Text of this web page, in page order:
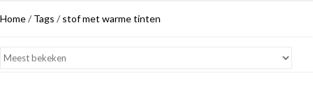
Home/ Tags / stof met warme tinten